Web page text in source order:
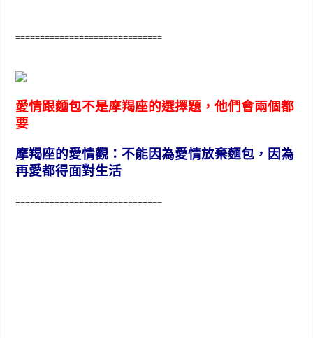
==============================
愛情跟麵包不是摩羯座的選擇題，他們會兩個都
要
摩羯座的愛情觀：不能因為愛情放棄麵包，因為
再愛都得面對生活
==============================